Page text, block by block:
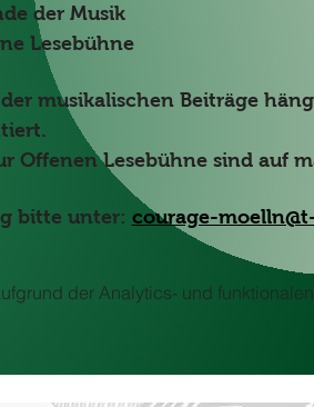
der Musik
Lesebühne
musikalischen Beiträge
Offenen Lesebühne sind auf
bitte unter: courage-
der Analytics- und